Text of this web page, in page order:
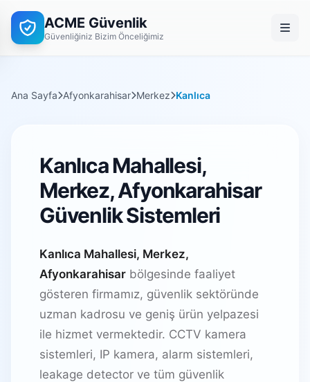
ACME Güvenlik
Güvenliğiniz Bizim Önceliğimiz
Ana Sayfa Afyonkarahisar Merkez Kanlıca
Kanlıca Mahallesi,
Merkez, Afyonkarahisar
Güvenlik Sistemleri
Kanlıca Mahallesi, Merkez,
Afyonkarahisar bölgesinde faaliyet
gösteren firmamız, güvenlik sektöründe
uzman kadrosu ve geniş ürün yelpazesi
ile hizmet vermektedir. CCTV kamera
sistemleri, IP kamera, alarm sistemleri,
leakage detector ve tüm güvenlik